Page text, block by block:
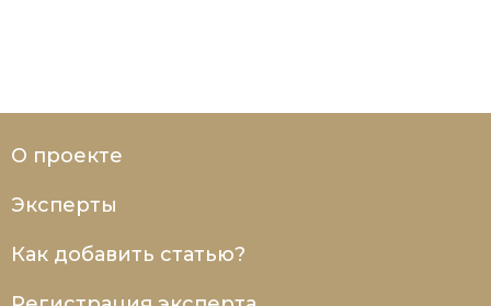
О проекте
Эксперты
Как добавить статью?